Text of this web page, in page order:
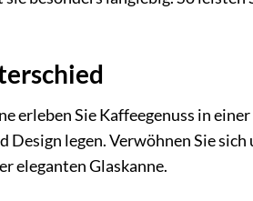
erleben Sie Kaffeegenuss in
legen. Verwöhnen Sie
eleganten Glaskanne.